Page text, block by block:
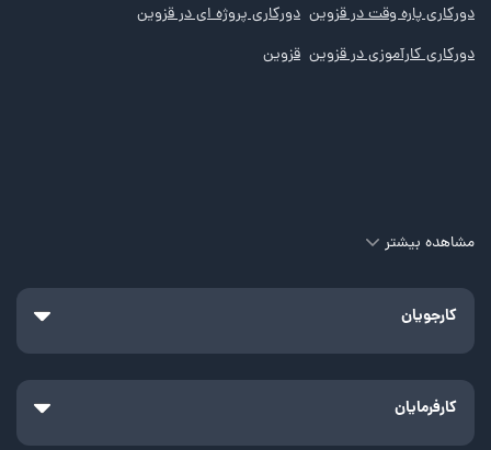
دورکاری پاره وقت در قزوین دورکاری پروژه ای در قزوین
دورکاری کارآموزی در قزوین قزوین
مشاهده بیشتر
کارجویان
کارفرمایان